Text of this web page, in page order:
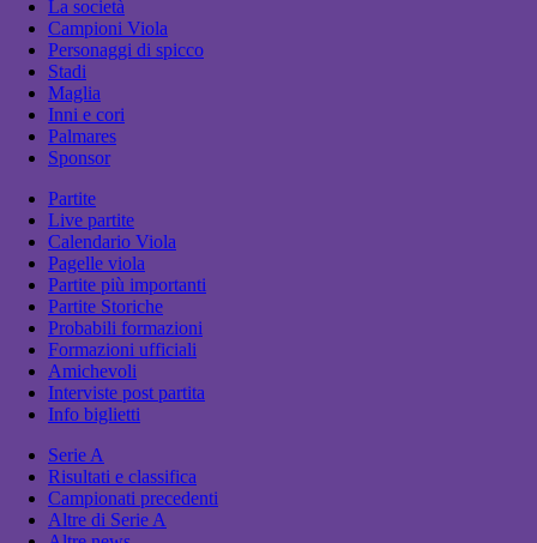
La società
Campioni Viola
Personaggi di spicco
Stadi
Maglia
Inni e cori
Palmares
Sponsor
Partite
Live partite
Calendario Viola
Pagelle viola
Partite più importanti
Partite Storiche
Probabili formazioni
Formazioni ufficiali
Amichevoli
Interviste post partita
Info biglietti
Serie A
Risultati e classifica
Campionati precedenti
Altre di Serie A